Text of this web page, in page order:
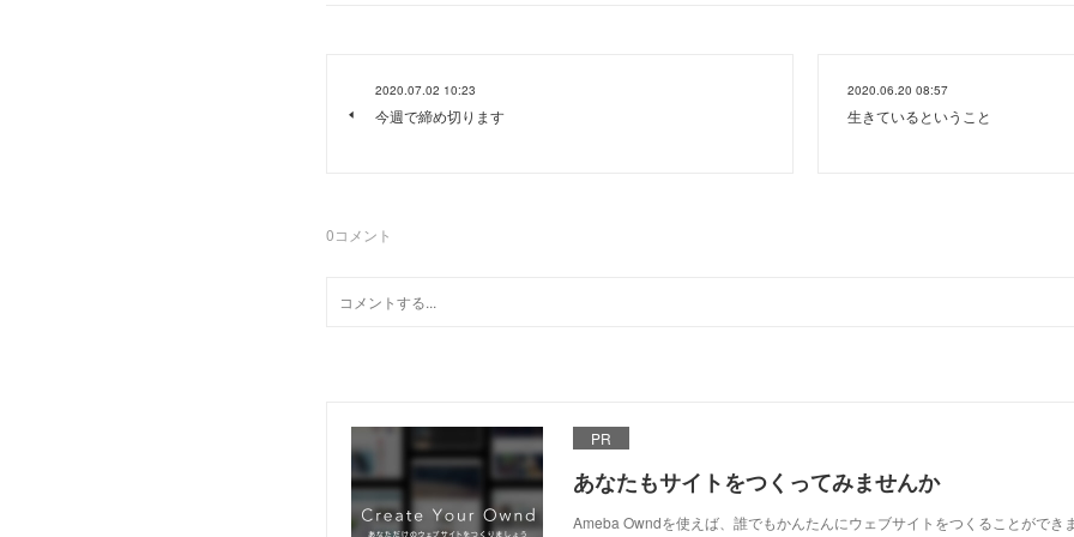
2020.07.02 10:23
今週で締め切ります
2020.06.20 08:57
生きているということ
0コメント
PR
あなたもサイトをつくってみませんか
Ameba Owndを使えば、誰でもかんたんにウェブサイトをつくることができ